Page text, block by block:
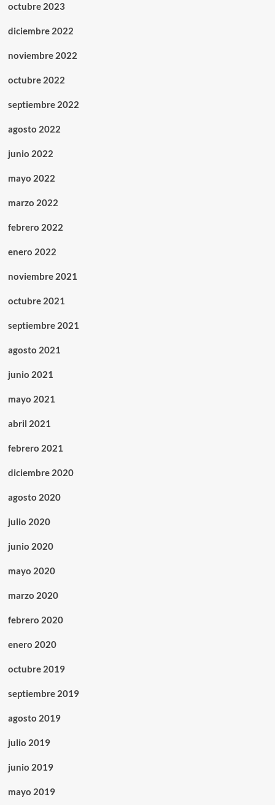
octubre 2023
diciembre 2022
noviembre 2022
octubre 2022
septiembre 2022
agosto 2022
junio 2022
mayo 2022
marzo 2022
febrero 2022
enero 2022
noviembre 2021
octubre 2021
septiembre 2021
agosto 2021
junio 2021
mayo 2021
abril 2021
febrero 2021
diciembre 2020
agosto 2020
julio 2020
junio 2020
mayo 2020
marzo 2020
febrero 2020
enero 2020
octubre 2019
septiembre 2019
agosto 2019
julio 2019
junio 2019
mayo 2019